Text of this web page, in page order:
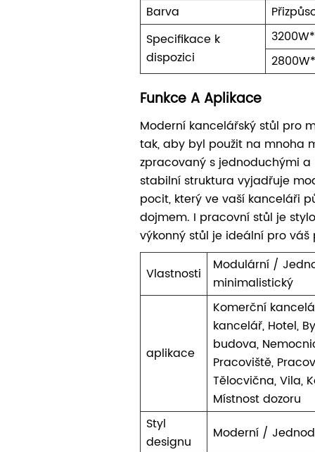
Barva
Specifikace k
dispozici
Funkce A Aplikace
Moderní kancelářský stůl pro
tak, aby byl použit na mnoha
zpracovaný s jednoduchými
stabilní struktura vyjadřuje
pocit, který ve vaší kanceláři
dojmem. I pracovní stůl je
výkonný stůl je ideální pro
Vlastnosti
Modulární /
minimalistický
aplikace
Komerční
kancelář, Hotel,
budova,
Pracoviště,
Tělocvična, Vila,
Místnost dozoru
Styl
designu
Moderní /